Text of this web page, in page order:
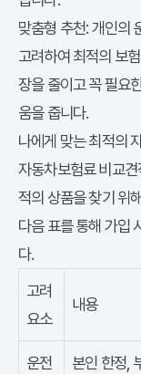
맞춤형 추천:개인의
고려하여 최적의 보
장을 줄이고 꼭 필요
움을 줍니다.
나에게 맞는 최적의
자동차보험료 비교
적의 상품을 찾기 위
다음 표를 통해 가입
다.
고려
요소
내용
운전
본인 한정,